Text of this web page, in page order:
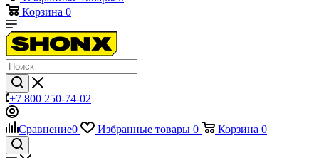
Корзина 0
+7 800 250-74-02
Сравнение0 Избранные товары 0 Корзина 0